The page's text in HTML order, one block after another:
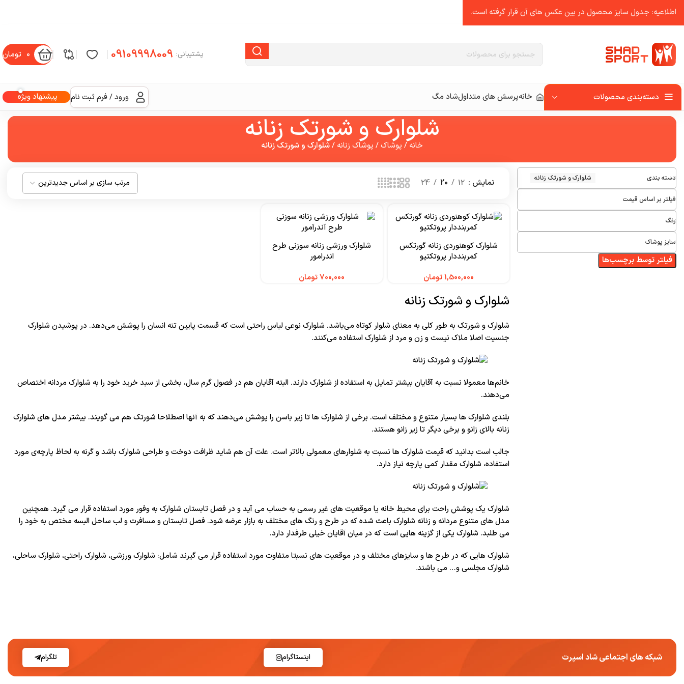
پشتیبانی: 09109998009
0 تومان
دسته‌بندی محصولات خانهپرسش های متداولشاد مگ ورود / فرم ثبت نام پیشنهاد ویژه
شلوارک و شورتک زنانه
خانه / پوشاک/ پوشاک زنانه /شلوارک و شورتک زنانه
دسته بندی شلوارک و شورتک زنانه
فیلتر بر اساس قیمت
رنگ
سایز پوشاک
فیلتر توسط برچسب‌ها
نمایش 12
20
24
شلوارک کوهنوردی زنانه گورتکس
کمربنددار پروتکتیو
تومان
شلوارک ورزشی زنانه سوزنی طرح
اندرامور
تومان
شلوارک و شورتک زنانه
شلوارک و شورتک به طور کلی به معنای شلوار کوتاه می‌باشد. شلوارک نوعی لباس راحتی است که قسمت پایین تنه انسان را پوشش می‌دهد. در پوشیدن شلوارک
جنسیت اصلا ملاک نیست و زن و مرد از شلوارک استفاده می‌کنند.
خانم‌ها معمولا نسبت به آقایان بیشتر تمایل به استفاده از شلوارک دارند. البته آقایان هم در فصول گرم سال، بخشی از سبد خرید خود را به شلوارک مردانه اختصاص
می‌دهند.
بلندی شلوارک ها بسیار متنوع و مختلف است. برخی از شلوارک ها تا زیر باسن را پوشش می‌دهند که به آنها اصطلاحا شورتک هم می گویند. بیشتر مدل های شلوارک
زنانه بالای زانو و برخی دیگر تا زیر زانو هستند.
جالب است بدانید که قیمت شلوارک ها نسبت به شلوارهای معمولی بالاتر است. علت آن هم شاید ظرافت دوخت و طراحی شلوارک باشد و گرنه به لحاظ پارچه‌ی مورد
استفاده، شلوارک مقدار کمی پارچه نیاز دارد.
شلوارک یک پوشش راحت برای محیط خانه یا موقعیت های غیر رسمی به حساب می آید و در فصل تابستان شلوارک به وفور مورد استفاده قرار می گیرد. همچنین
مدل های متنوع مردانه و زنانه شلوارک باعث شده که در طرح و رنگ های مختلف به بازار عرضه شود. فصل تابستان و مسافرت و لب ساحل البسه مختص به خود را
می طلبد. شلوارک یکی از گزینه هایی است که در میان آقایان خیلی طرفدار دارد.
شلوارک هایی که در طرح ها و سایزهای مختلف و در موقعیت های نسبتا متفاوت مورد استفاده قرار می گیرند شامل: شلوارک ورزشی، شلوارک راحتی، شلوارک ساحلی،
شلوارک مجلسی و… می باشند.
شبکه های اجتماعی شاد اسپرت اینستاگرام تلگرام
اطلاعیه: جدول سایز محصول در بین عکس ‌های آن قرار گرفته است.